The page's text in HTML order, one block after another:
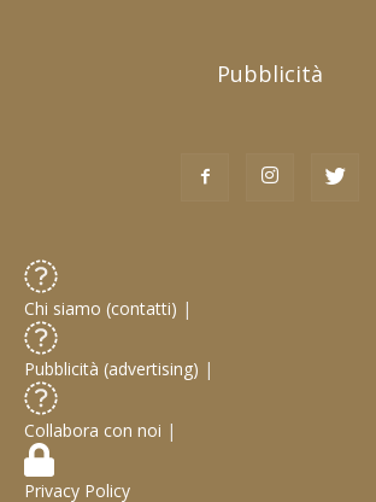
Pubblicità
Chi siamo (contatti) |
Pubblicità (advertising) |
Collabora con noi |
Privacy Policy